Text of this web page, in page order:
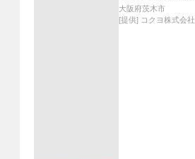
大阪府茨木市
[提供] コクヨ株式会社